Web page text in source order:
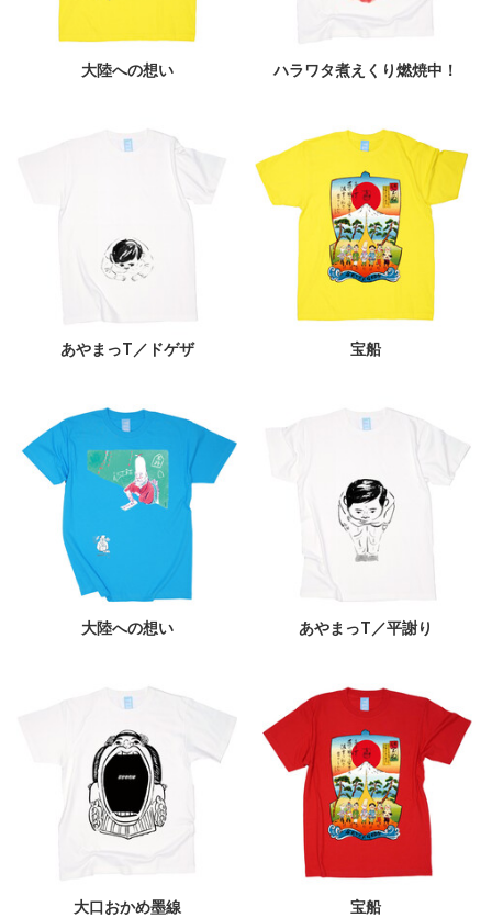
大陸への想い ハラワタ煮えくり燃焼中！
あやまっT／ドゲザ 宝船
大陸への想い あやまっT／平謝り
大口おかめ墨線 宝船